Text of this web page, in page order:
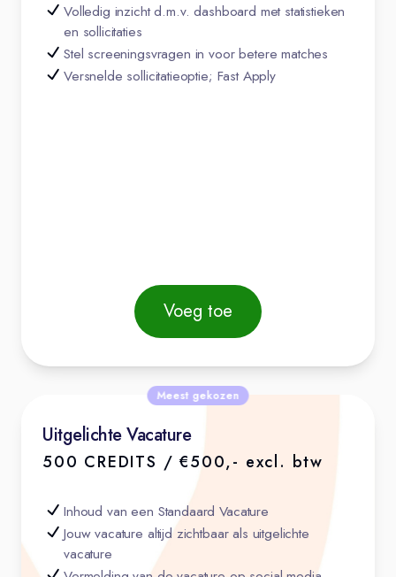
Volledig inzicht d.m.v. dashboard met statistieken
en sollicitaties
Stel screeningsvragen in voor betere matches
Versnelde sollicitatieoptie; Fast Apply
Voeg toe
Meest gekozen
Uitgelichte Vacature
500 CREDITS / €500,- excl. btw
Inhoud van een Standaard Vacature
Jouw vacature altijd zichtbaar als uitgelichte
vacature